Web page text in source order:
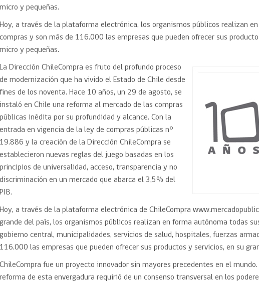
Certificación competencias
Centro de Ayuda
Asesorías estratégicas
Compras Coordinadas
Datos Abiertos
API de Mercado Público
Ciberseguridad
Emergencias
Trato directo
electrónica
Compra Pública de
Gestión de Contratos
Compras públicas con
perspectiva de género
Trato directo
Requisitos para obtener el
Sello Empresa Mujer
micro y pequeñas.
Hoy, a través de la plataforma electrónica, los organismos públicos realizan
compras y son más de 116.000 las empresas que pueden ofrecer sus
micro y pequeñas.
La Dirección ChileCompra es fruto del profundo proceso
de modernización que ha vivido el Estado de Chile desde
fines de los noventa. Hace 10 años, un 29 de agosto, se
instaló en Chile una reforma al mercado de las compras
públicas inédita por su profundidad y alcance. Con la
entrada en vigencia de la ley de compras públicas n°
19.886 y la creación de la Dirección ChileCompra se
establecieron nuevas reglas del juego basadas en los
principios de universalidad, acceso, transparencia y no
discriminación en un mercado que abarca el 3,5% del
PIB.
Hoy, a través de la plataforma electrónica de ChileCompra
grande del país, los organismos públicos realizan en forma autónoma todas
gobierno central, municipalidades, servicios de salud, hospitales, fuerzas
116.000 las empresas que pueden ofrecer sus productos y servicios, en su
ChileCompra fue un proyecto innovador sin mayores precedentes en el
reforma de esta envergadura requirió de un consenso transversal en los